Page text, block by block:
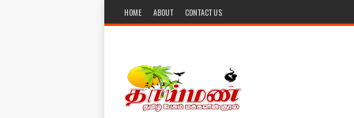
HOME ABOUT CONTACT US